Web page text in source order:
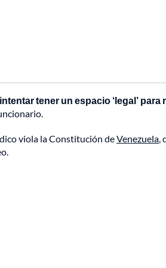
tener un espacio ‘legal’ para
viola la Constitución deVenezuela,